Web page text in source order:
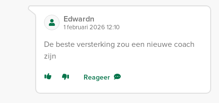
Edwardn
1 februari 2026 12:10
De beste versterking zou een nieuwe coach
zijn
Reageer